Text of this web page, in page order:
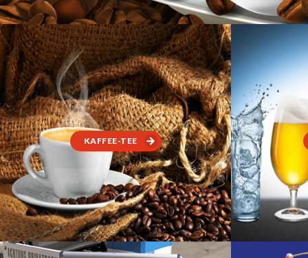
KAFFEE-TEE